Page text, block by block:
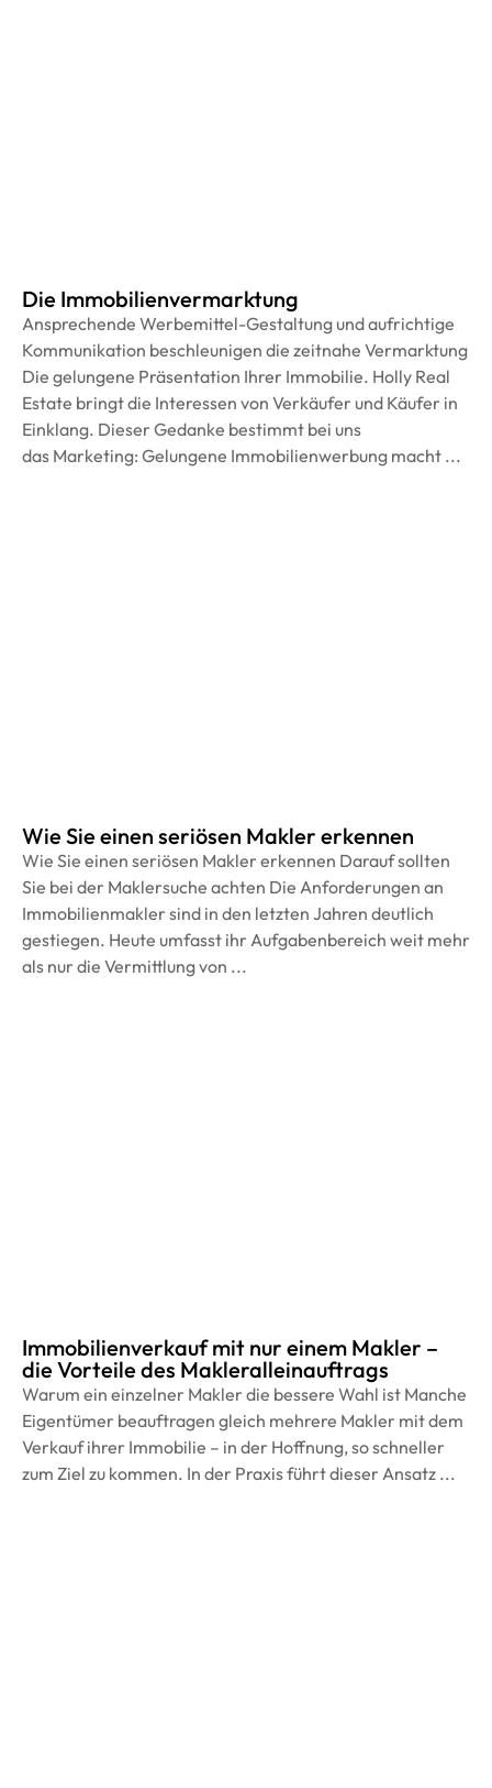
Die Immobilienvermarktung
Ansprechende Werbemittel-Gestaltung und aufrichtige
Kommunikation beschleunigen die zeitnahe Vermarktung
Die gelungene Präsentation Ihrer Immobilie. Holly Real
Estate bringt die Interessen von Verkäufer und Käufer in
Einklang. Dieser Gedanke bestimmt bei uns
das Marketing: Gelungene Immobilienwerbung macht ...
Wie Sie einen seriösen Makler erkennen
Wie Sie einen seriösen Makler erkennen Darauf sollten
Sie bei der Maklersuche achten Die Anforderungen an
Immobilienmakler sind in den letzten Jahren deutlich
gestiegen. Heute umfasst ihr Aufgabenbereich weit mehr
als nur die Vermittlung von ...
Immobilienverkauf mit nur einem Makler –
die Vorteile des Makleralleinauftrags
Warum ein einzelner Makler die bessere Wahl ist Manche
Eigentümer beauftragen gleich mehrere Makler mit dem
Verkauf ihrer Immobilie – in der Hoffnung, so schneller
zum Ziel zu kommen. In der Praxis führt dieser Ansatz ...